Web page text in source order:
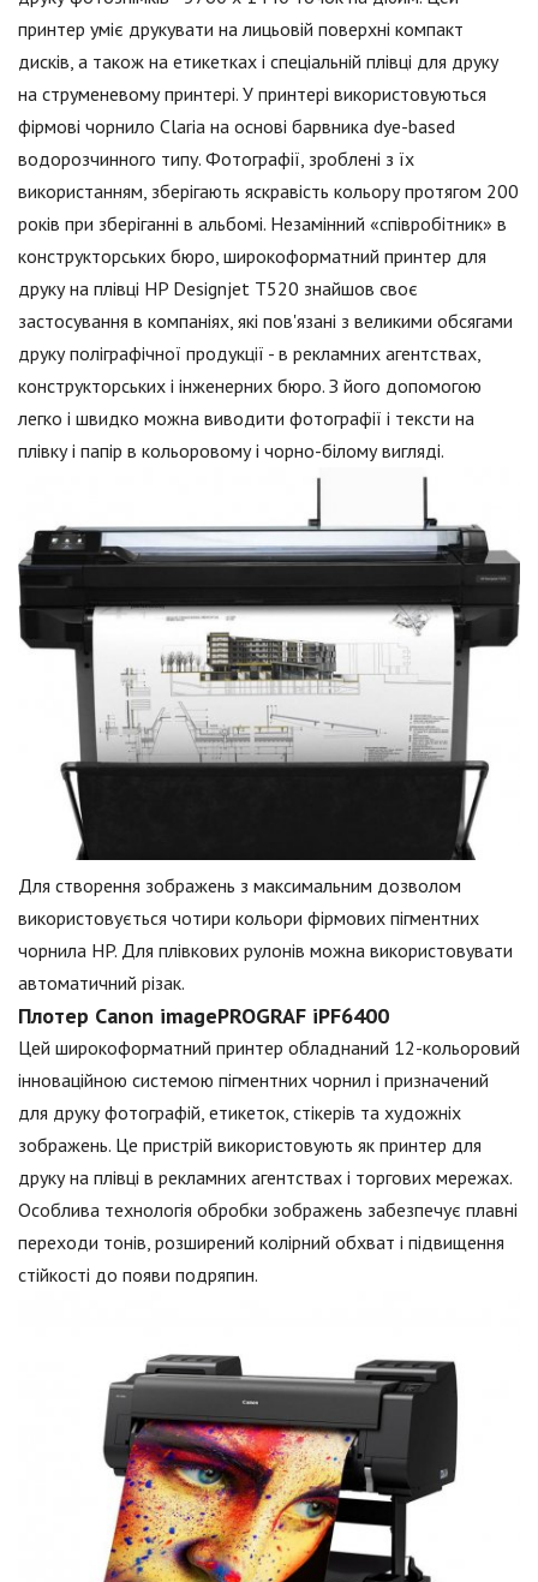
принтер уміє друкувати на лицьовій поверхні компакт
дисків, а також на етикетках і спеціальній плівці для друку
на струменевому принтері. У принтері використовуються
фірмові чорнило Claria на основі барвника dye-based
водорозчинного типу. Фотографії, зроблені з їх
використанням, зберігають яскравість кольору протягом 200
років при зберіганні в альбомі. Незамінний «співробітник» в
конструкторських бюро, широкоформатний принтер для
друку на плівці HP Designjet T520 знайшов своє
застосування в компаніях, які пов'язані з великими обсягами
друку поліграфічної продукції - в рекламних агентствах,
конструкторських і інженерних бюро. З його допомогою
легко і швидко можна виводити фотографії і тексти на
плівку і папір в кольоровому і чорно-білому вигляді.
Для створення зображень з максимальним дозволом
використовується чотири кольори фірмових пігментних
чорнила HP. Для плівкових рулонів можна використовувати
автоматичний різак.
Плотер Canon imagePROGRAF iPF6400
Цей широкоформатний принтер обладнаний 12-кольоровий
інноваційною системою пігментних чорнил і призначений
для друку фотографій, етикеток, стікерів та художніх
зображень. Це пристрій використовують як принтер для
друку на плівці в рекламних агентствах і торгових мережах.
Особлива технологія обробки зображень забезпечує плавні
переходи тонів, розширений колірний обхват і підвищення
стійкості до появи подряпин.